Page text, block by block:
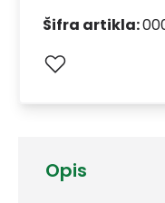
Opis
Šifra artikla: